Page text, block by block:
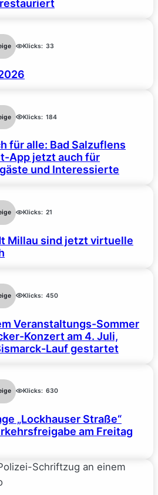
Klicks: 33
Klicks: 184
für alle: Bad Salzuflens
App jetzt auch für
und Interessierte
Klicks: 21
Millau sind jetzt virtuelle
Klicks: 450
Veranstaltungs-Sommer
Konzert am 4. Juli,
Lauf gestartet
Klicks: 630
„Lockhauser Straße“
am Freitag